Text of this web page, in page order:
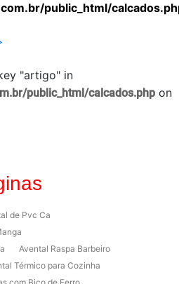
public_html/
"artigo" in
public_html/calcados.phpon
de Pvc Ca
Avental Raspa Barbeiro
Térmico para Cozinha